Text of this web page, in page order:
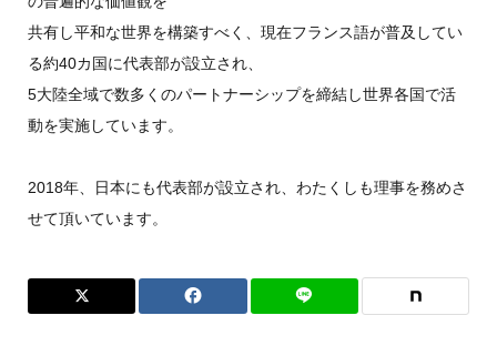
共有し平和な世界を構築すべく、現在フランス語が普及してい
る約40カ国に代表部が設立され、
5大陸全域で数多くのパートナーシップを締結し世界各国で活
動を実施しています。
2018年、日本にも代表部が設立され、わたくしも理事を務めさ
せて頂いています。